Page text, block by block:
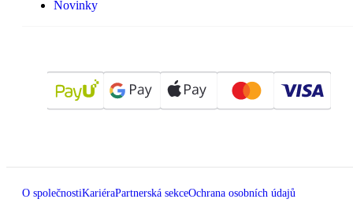
Novinky
O společnostiKariéraPartnerská sekceOchrana osobních údajů